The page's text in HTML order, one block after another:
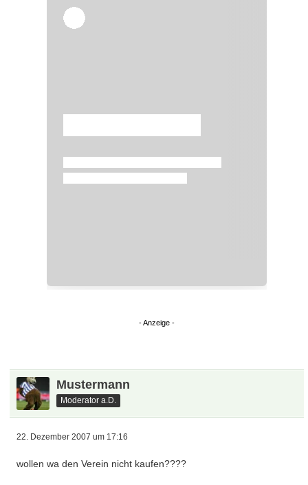
Mustermann
Moderator a.D.
22. Dezember 2007 um 17:16
wollen wa den Verein nicht kaufen????